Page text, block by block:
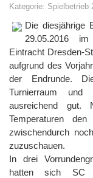
Kategorie: Spielbetrieb
Die diesjährige
29.05.2016
Eintracht Dresden-
aufgrund des
der Endrunde.
Turnierraum und
ausreichend gut.
Temperaturen
zwischendurch
zuzuschauen.
In drei
hatten sich SC